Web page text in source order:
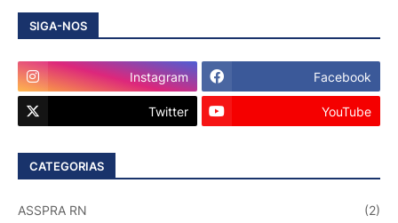
SIGA-NOS
Instagram Facebook
Twitter YouTube
CATEGORIAS
ASSPRA RN (2)